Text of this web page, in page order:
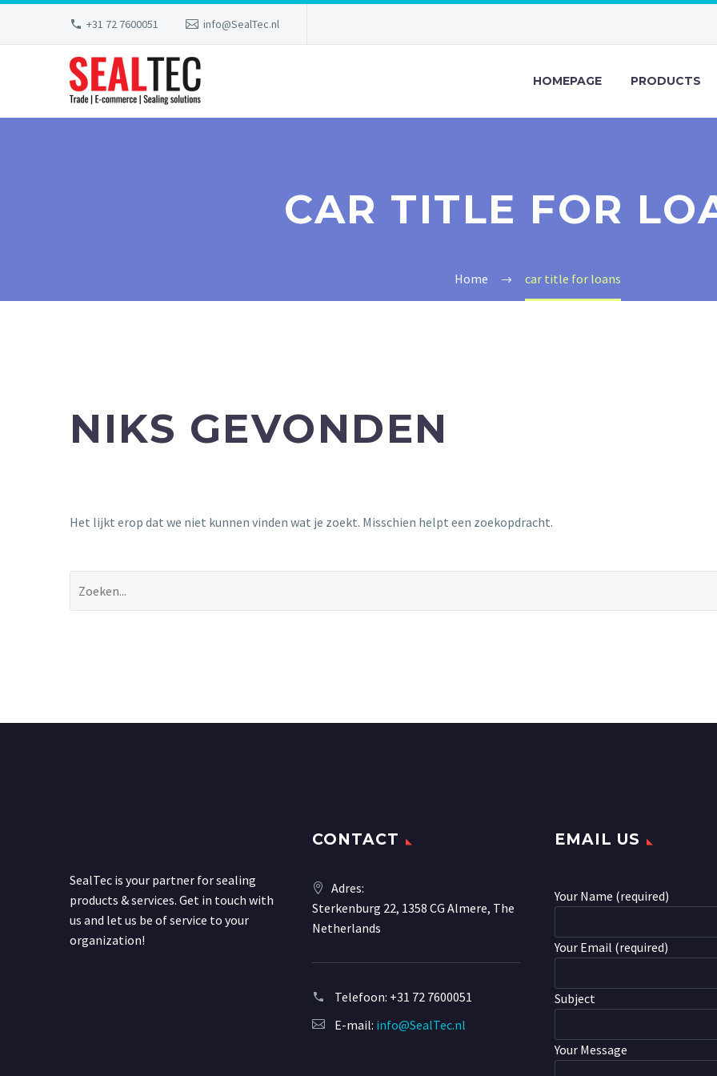
+31 72 7600051 info@SealTec.nl
HOMEPAGE PRODUCTS
CAR TITLE FOR
Home car title for loans
NIKS GEVONDEN
Het lijkt erop dat we niet kunnen vinden wat je zoekt. Misschien helpt een zoekopdracht.
SealTec is your partner for sealing
products & services. Get in touch with
us and let us be of service to your
organization!
CONTACT
Adres:
Sterkenburg 22, 1358 CG Almere, The
Netherlands
Telefoon: +31 72 7600051
E-mail: info@SealTec.nl
EMAIL US
Your Name (required)
Your Email (required)
Subject
Your Message